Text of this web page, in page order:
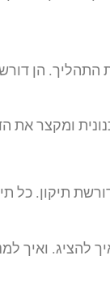
הן
ומקצר את
תיקון. כל
להציג. ואיך